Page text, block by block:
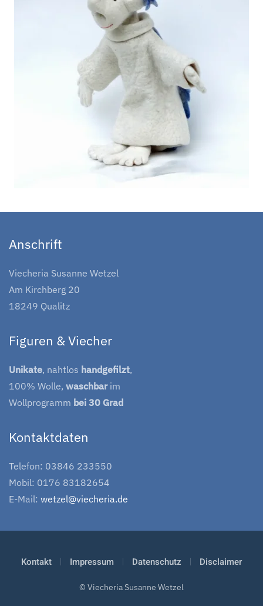
Anschrift
Viecheria Susanne Wetzel
Am Kirchberg 20
18249 Qualitz
Figuren & Viecher
Unikate, nahtlos handgefilzt,
100% Wolle, waschbarim
Wollprogramm bei 30 Grad
Kontaktdaten
Telefon: 03846 233550
Mobil: 0176 83182654
E-Mail: wetzel@viecheria.de
Kontakt Impressum Datenschutz Disclaimer
© Viecheria Susanne Wetzel